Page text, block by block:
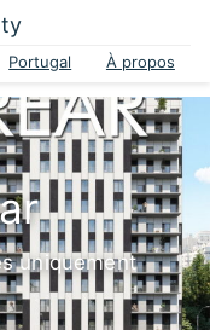
Portugal À propos
uniquement